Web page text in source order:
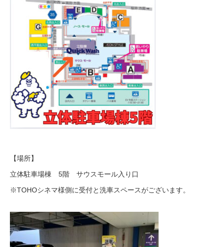
【場所】
立体駐車場棟 5階 サウスモール入り口
※TOHOシネマ様側に受付と洗車スペースがございます。